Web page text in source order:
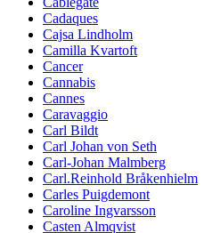
Cadaques
Cajsa Lindholm
Camilla Kvartoft
Cancer
Cannabis
Cannes
Caravaggio
Carl Bildt
Carl Johan von Seth
Carl-Johan Malmberg
Carl.Reinhold Bråkenhielm
Carles Puigdemont
Caroline Ingvarsson
Casten Almqvist